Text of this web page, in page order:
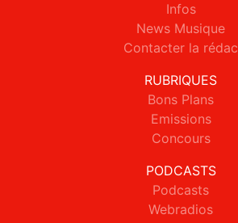
Infos
News Musique
Contacter la rédac
RUBRIQUES
Bons Plans
Emissions
Concours
PODCASTS
Podcasts
Webradios